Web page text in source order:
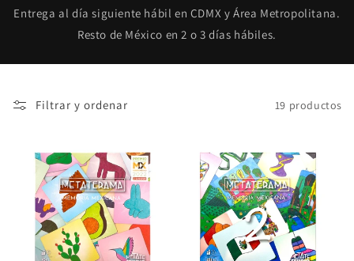
e
i
Entrega al día siguiente hábil en CDMX y Área Metropolitana.
Resto de México en 2 o 3 días hábiles.
Filtrar y ordenar 19 productos